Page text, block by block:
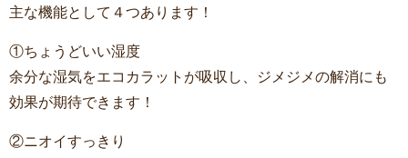
主な機能として４つあります！
①ちょうどいい湿度
余分な湿気をエコカラットが吸収し、ジメジメの解消にも
効果が期待できます！
②ニオイすっきり